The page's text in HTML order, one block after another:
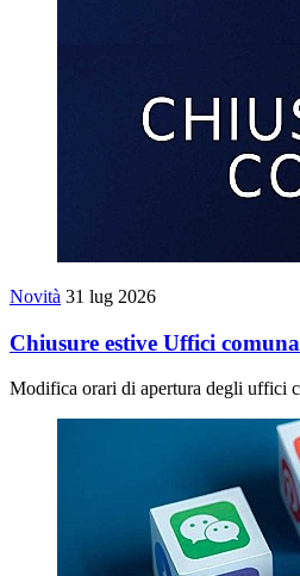
Novità 31 lug 2026
Chiusure estive Uffici
Modifica orari di apertura degli uffici